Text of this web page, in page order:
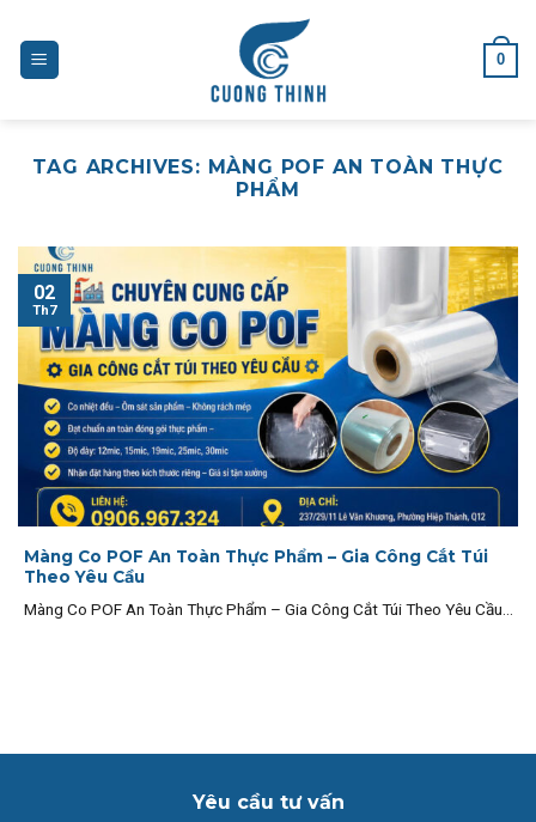
content
0
TAG ARCHIVES: MÀNG POF AN TOÀN THỰC
PHẨM
Màng Co POF An Toàn Thực Phẩm – Gia Công Cắt Túi
Theo Yêu Cầu
Màng Co POF An Toàn Thực Phẩm – Gia Công Cắt Túi Theo Yêu Cầu...
02
Th7
Yêu cầu tư vấn